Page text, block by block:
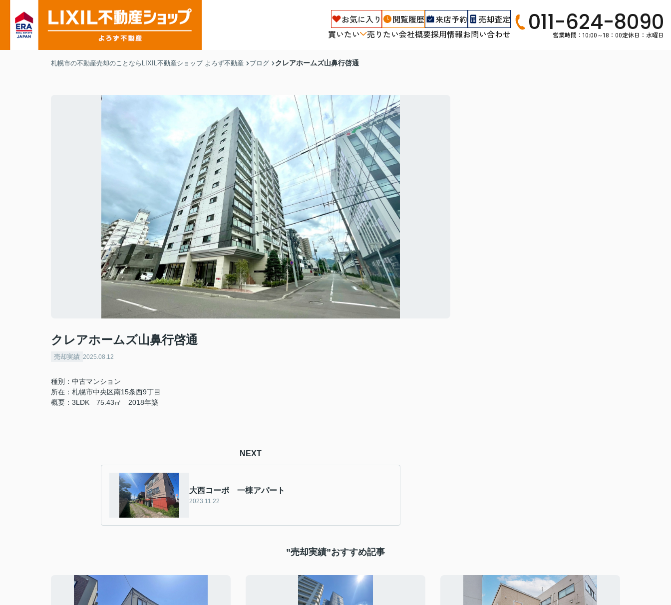
お気に入り 閲覧履歴 来店予約
売却査定
買いたい
売りたい会社概要採用情報お問い合わせ 011-624-8090
営業時間：10:00～18：00定休日：水曜日
札幌市の不動産売却のことならLIXIL不動産ショップ よろず不動産 ブログ クレアホームズ山鼻行啓通
クレアホームズ山鼻行啓通
売却実績 2025.08.12
種別：中古マンション
所在：札幌市中央区南15条西9丁目
概要：3LDK 75.43㎡ 2018年築
NEXT
大西コーポ 一棟アパート
2023.11.22
”売却実績”おすすめ記事